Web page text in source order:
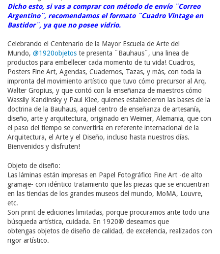
Dicho esto, si vas a comprar con método de envío ¨Correo
Argentino¨, recomendamos el formato ¨Cuadro Vintage en
Bastidor¨, ya que no posee vidrio.
Celebrando el Centenario de la Mayor Escuela de Arte del
Mundo, @1920objetos te presenta ¨Bauhaus¨, una linea de
productos para embellecer cada momento de tu vida! Cuadros,
Posters Fine Art, Agendas, Cuadernos, Tazas, y más, con toda la
impronta del movimiento artístico que tuvo cómo precursor al Arq.
Walter Gropius, y que contó con la enseñanza de maestros cómo
Wassily Kandinsky y Paul Klee, quienes establecieron las bases de la
doctrina de la Bauhaus, aquel centro de enseñanza de artesanía,
diseño, arte y arquitectura, originado en Weimer, Alemania, que con
el paso del tiempo se convertiría en referente internacional de la
Arquitectura, el Arte y el Diseño, incluso hasta nuestros días.
Bienvenidos y disfruten!
Objeto de diseño:
Las láminas están impresas en Papel Fotográfico Fine Art -de alto
gramaje- con idéntico tratamiento que las piezas que se encuentran
en las tiendas de los grandes museos del mundo, MoMA, Louvre,
etc.
Son print de ediciones limitadas, porque procuramos ante todo una
búsqueda artística, cuidada. En 1920® deseamos que
obtengas objetos de diseño de calidad, de excelencia, realizados con
rigor artístico.